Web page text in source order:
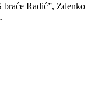
braće Radić”, Zdenko